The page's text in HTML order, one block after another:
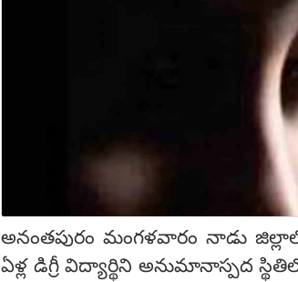
అనంతపురం మంగళవారం నాడు
ఏళ్ల డిగ్రీ విద్యార్థిని అనుమానాస్పద